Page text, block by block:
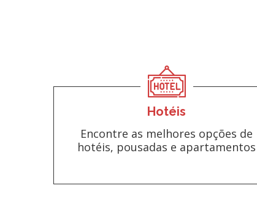
Hotéis
Encontre as melhores opções de
hotéis, pousadas e apartamentos